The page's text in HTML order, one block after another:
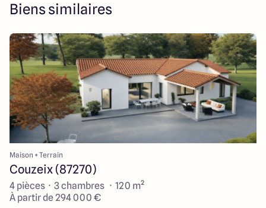
Biens similaires
Maison + Terrain
Couzeix (87270)
4 pièces · 3 chambres · 120 m²
À partir de 294 000 €